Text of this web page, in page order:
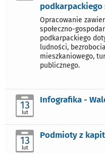
podkarpackiego
Opracowanie
społeczno-
podkarpackiego
ludności,
mieszkaniowego,
publicznego.
13
lut
Infografika -
13
lut
Podmioty z